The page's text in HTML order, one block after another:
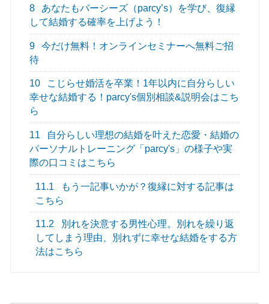
8
あなたもパーシーズ（parcy’s）を学び、復縁
して結婚する確率を上げよう！
9
今だけ無料！オンラインセミナーへ無料ご招
待
10
こじらせ婚活を卒業！1年以内に自分らしい
幸せな結婚する！parcy's個別相談&説明会はこち
ら
11
自分らしい理想の結婚を叶えた恋愛・結婚の
パーソナルトレーニング「parcy's」の様子や実
際の口コミはこちら
11.1
もう一記事いかが？復縁に対する記事は
こちら
11.2
別れを決意する男性心理。別れを繰り返
してしまう理由、別れずに幸せな結婚をする方
法はこちら